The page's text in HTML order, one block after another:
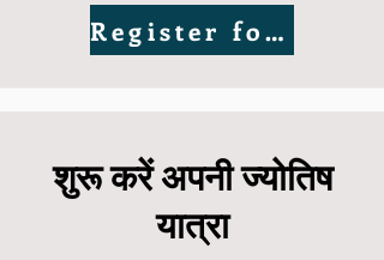
Register for Demo
शुरू करें अपनी ज्योतिष
यात्रा